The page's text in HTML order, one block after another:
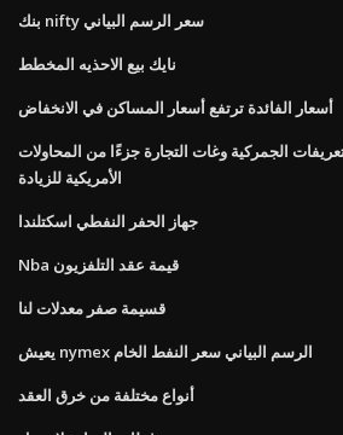
بنك nifty سعر الرسم البياني
نايك بيع الاحذيه المخطط
أسعار الفائدة ترتفع أسعار المساكن في الانخفاض
الجمركية وغات التجارة جزءًا من المحاولات
الأمريكية للزيادة
جهاز الحفر النفطي اسكتلندا
Nba قيمة عقد التلفزيون
قسيمة صفر معدلات لنا
يعيش nymex الرسم البياني سعر النفط الخام
أنواع مختلفة من خرق العقد